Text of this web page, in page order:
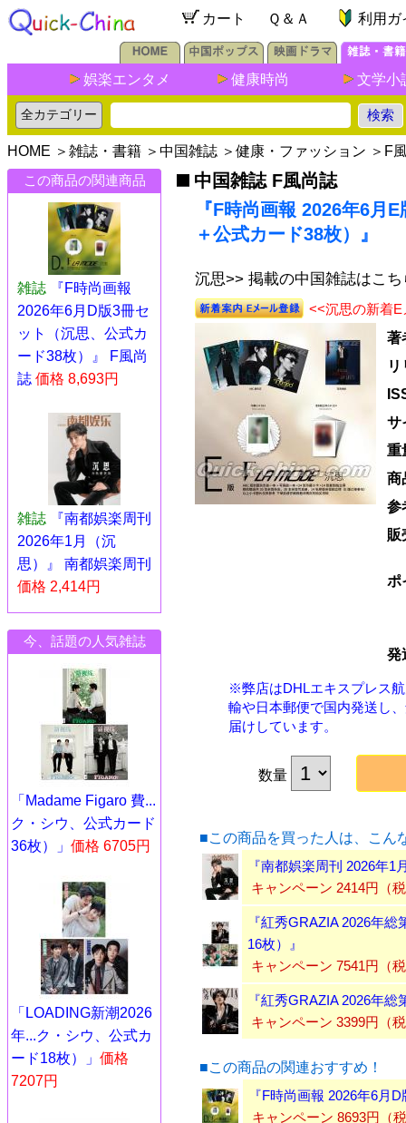
カート Ｑ＆Ａ 利用ガ
娯楽エンタメ 健康時尚 文学小
HOME ＞ 雑誌・書籍 ＞ 中国雑誌 ＞ 健康・ファッション ＞ F
この商品の関連商品
雑誌
『F時尚画報
2026年6月D版3冊セ
ット（沉思、公式カ
ード38枚）』 F風尚
誌 価格 8,693円
雑誌
『南都娯楽周刊
2026年1月（沉
思）』 南都娯楽周刊
価格 2,414円
今、話題の人気雑誌
「Madame Figaro 費...
ク・シウ、公式カード
36枚）」 価格 6705円
「LOADING新潮2026
年...ク・シウ、公式カ
ード18枚）」 価格
7207円
中国雑誌 F風尚誌
『F時尚画報 2026年6月
＋公式カード38枚）』
沉思>> 掲載の中国雑誌はこち
<<沉思の新着
著
サ
重
商
参
販
ポ
発
※弊店はDHLエキスプレス
輸や日本郵便で国内発送し
届けしています。
数量
■この商品を買った人は、こん
『南都娯楽周刊 2026年1
キャンペーン 2414円（
『紅秀GRAZIA 2026年
16枚）』
キャンペーン 7541円（
『紅秀GRAZIA 2026年
キャンペーン 3399円（
■この商品の関連おすすめ！
『F時尚画報 2026年6月
キャンペーン 8693円（